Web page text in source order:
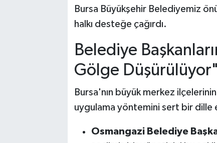
Bursa Büyükşehir Belediyemiz
halkı desteğe çağırdı.
Belediye
Gölge Düşürülüyor"
Bursa'nın büyük merkez
uygulama yöntemini sert bir dille
Osmangazi Belediye